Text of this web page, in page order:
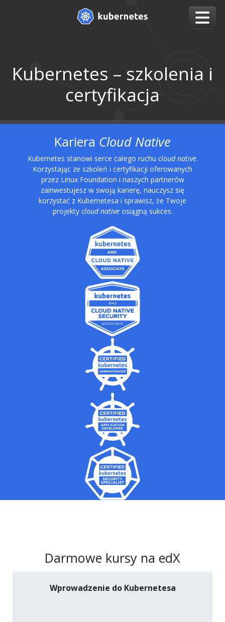
Kubernetes – szkolenia i
certyfikacja
Kariera Cloud Native
Kubernetes stanowi serce całego ruchu cloud native.
Korzystając ze szkoleń i certyfikacji oferowanych
przez Linux Foundation i naszych partnerów
zainwestujesz w swoją karierę, nauczysz się
korzystać z Kubernetesa i sprawisz, że Twoje
projekty cloud nativeosiągną sukces.
Darmowe kursy na edX
Wprowadzenie do Kubernetesa